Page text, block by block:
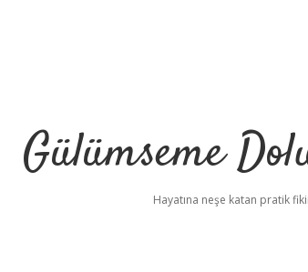
Gülümseme
Hayatına neşe katan pratik